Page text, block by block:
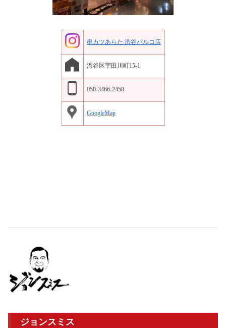
串カツあらた 渋谷パルコ店
渋谷区宇田川町15-1
050-3466-2458
GoogleMap
ジョンスミス